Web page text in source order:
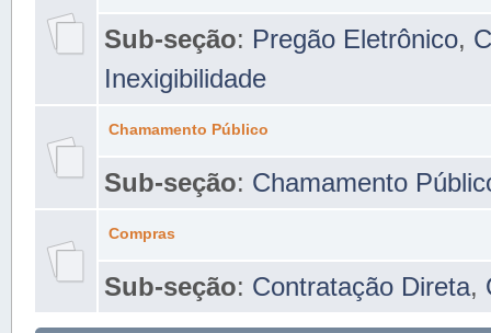
Sub-seção: Pregão Eletrônico,
Inexigibilidade
Chamamento Público
Sub-seção: Chamamento
Compras
Sub-seção: Contratação Direta,